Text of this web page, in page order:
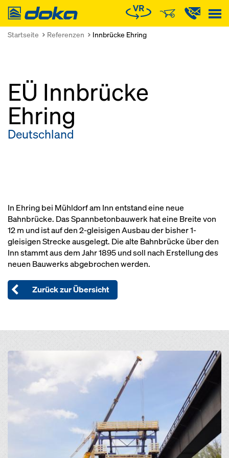
Doka
Startseite Referenzen Innbrücke Ehring
EÜ Innbrücke
Ehring
Deutschland
In Ehring bei Mühldorf am Inn entstand eine neue
Bahnbrücke. Das Spannbetonbauwerk hat eine Breite von
12 m und ist auf den 2-gleisigen Ausbau der bisher 1-
gleisigen Strecke ausgelegt. Die alte Bahnbrücke über den
Inn stammt aus dem Jahr 1895 und soll nach Erstellung des
neuen Bauwerks abgebrochen werden.
Zurück zur Übersicht
Open